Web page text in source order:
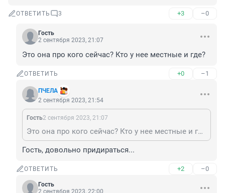
ОТВЕТИТЬ 3 +3 –0
Гость
2 сентября 2023, 21:07
Это она про кого сейчас? Кто у нее местные и где?
ОТВЕТИТЬ +0 –1
ПЧЕЛА
2 сентября 2023, 21:54
Гость2 сентября 2023, 21:07
Это она про кого сейчас? Кто у нее местные и где?
Гость, довольно придираться...
ОТВЕТИТЬ +2 –0
Гость
2 сентября 2023, 22:00